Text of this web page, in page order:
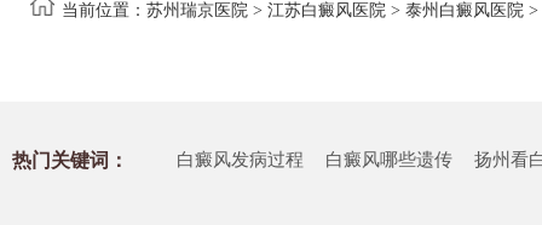
当前位置： 苏州瑞京医院 > 江苏白癜风医院 > 泰州白癜风医院 >
热门关键词： 白癜风发病过程 白癜风哪些遗传 扬州看